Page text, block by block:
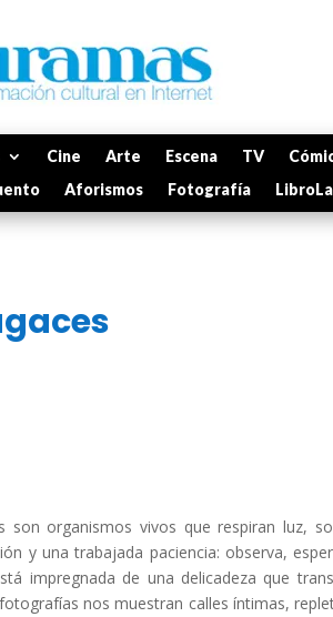
Cine Arte Escena TV
Aforismos Fotografía
son organismos vivos que respiran luz,
y una trabajada paciencia: observa,
impregnada de una delicadeza que
nos muestran calles íntimas,